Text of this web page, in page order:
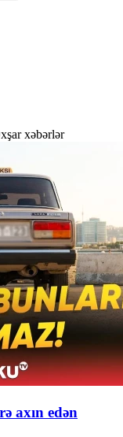
xəbərlər
axın edən